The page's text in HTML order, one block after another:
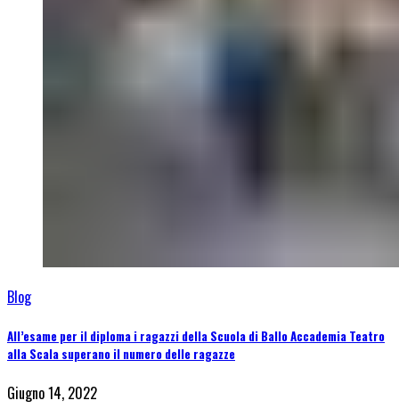
Blog
All’esame per il diploma i ragazzi della Scuola di Ballo Accademia Teatro
alla Scala superano il numero delle ragazze
Giugno 14, 2022